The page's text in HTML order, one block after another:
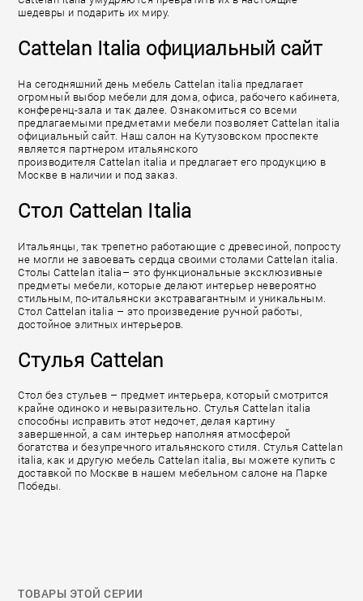
шедевры и подарить их миру.
Cattelan Italia официальный сайт
На сегодняшний день мебель Cattelan italia предлагает
огромный выбор мебели для дома, офиса, рабочего кабинета,
конференц-зала и так далее. Ознакомиться со всеми
предлагаемыми предметами мебели позволяет Cattelan italia
официальный сайт. Наш салон на Кутузовском проспекте
является партнером итальянского
производителя Cattelan italia и предлагает его продукцию в
Москве в наличии и под заказ.
Стол Cattelan Italia
Итальянцы, так трепетно работающие с древесиной, попросту
не могли не завоевать сердца своими столами Cattelan italia.
Столы Cattelan italia– это функциональные эксклюзивные
предметы мебели, которые делают интерьер невероятно
стильным, по-итальянски экстравагантным и уникальным.
Стол Cattelan italia – это произведение ручной работы,
достойное элитных интерьеров.
Стулья Cattelan
Стол без стульев – предмет интерьера, который смотрится
крайне одиноко и невыразительно. Стулья Cattelan italia
способны исправить этот недочет, делая картину
завершенной, а сам интерьер наполняя атмосферой
богатства и безупречного итальянского стиля. Стулья Cattelan
italia, как и другую мебель Cattelan italia, вы можете купить с
доставкой по Москве в нашем мебельном салоне на Парке
Победы.
ТОВАРЫ ЭТОЙ СЕРИИ